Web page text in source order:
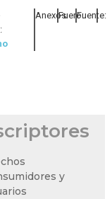
Anexos:Fuero:Fuente:
y